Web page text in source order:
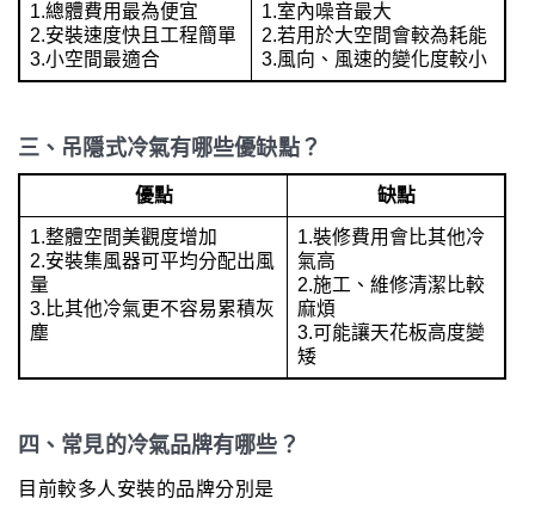
1.總體費用最為便宜
2.安裝速度快且工程簡單
3.小空間最適合
1.室內噪音最大
2.若用於大空間會較為耗能
3.風向、風速的變化度較小
三、吊隱式冷氣有哪些優缺點？
優點 缺點
1.整體空間美觀度增加
2.安裝集風器可平均分配出風
量
3.比其他冷氣更不容易累積灰
塵
1.裝修費用會比其他冷
氣高
2.施工、維修清潔比較
麻煩
3.可能讓天花板高度變
矮
四、常見的冷氣品牌有哪些？
目前較多人安裝的品牌分別是